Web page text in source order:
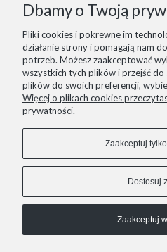
możliwość dopasować je do
spełnić wszelkie potrzeby z
informacje
pomoc
zakupy
Dbamy o Twoją
Pliki cookies i pokrewne im
działanie strony i pomagają nam
potrzeb. Możesz zaakceptować
wszystkich tych plików i przejść
plików do swoich preferencji,
Więcej o plikach cookies
prywatności.
Zaakceptuj
Dostosuj
Zaakceptuj